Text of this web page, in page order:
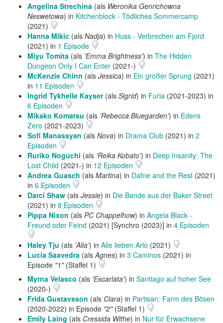
Angelina Strechina (als Weronika Genrichowna
Neswetowa) in Kitchenblock - Tödliches Sommercamp
(2021)
Hanna Mikic (als Nadja) in Huss - Verbrechen am Fjord
(2021) in 1 Episode
Miyu Tomita (als 'Emma Brightness') in The Hidden
Dungeon Only I Can Enter (2021-)
McKenzie Chinn (als Jessica) in Ein großer Sprung (2021)
in 11 Episoden
Ingrid Tykhelle Kayser(als Sigrid) in Furia (2021-2023) in
6 Episoden
Mikako Komatsu (als 'Rebecca Bluegarden') in Edens
Zero (2021-2023)
Sofi Manassyan (als Nova) in Drama Club (2021) in 2
Episoden
Ruriko Noguchi (als 'Reika Kobato') in Deep Insanity: The
Lost Child (2021-) in 12 Episoden
Andrea Guasch (als Martina) in Dafne and the Rest (2021)
in 6 Episoden
Darci Shaw (als Jessie) in Die Bande aus der Baker Street
(2021) in 8 Episoden
Pippa Nixon (als PC Chappelhow) in Angela Black -
Freund oder Feind (2021) [Synchro (2023)] in 4 Episoden
Haley Tju (als 'Alia') in Alle lieben Arlo (2021)
Lucia Saavedra (als Agnes) in 3 Caminos (2021) in
Episode "1"(Staffel 1)
Myrna Velasco (als 'Escarlata') in Santiago auf hoher See
(2020-)
Frida Gustavsson (als Clara) in Partisan: Farm des Bösen
(2020-2022) in Episode "2"(Staffel 1)
Emily Laing (als Cressida Withe) in Nur für Erwachsene